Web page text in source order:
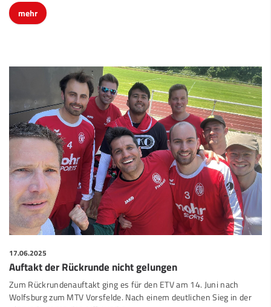
mehr
17.06.2025
Auftakt der Rückrunde nicht gelungen
Zum Rückrundenauftakt ging es für den ETV am 14. Juni nach
Wolfsburg zum MTV Vorsfelde. Nach einem deutlichen Sieg in der